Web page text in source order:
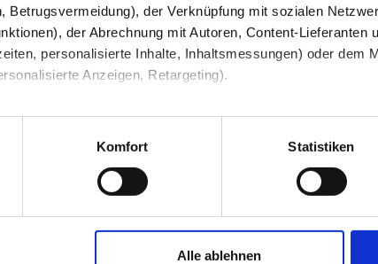
Betrugsvermeidung), der Verknüpfung mit sozialen
der Abrechnung mit Autoren, Content-Lieferanten
personalisierte Inhalte, Inhaltsmessungen) oder dem
Anzeigen, Retargeting).
unter Datenschutz nachlesen. Über den Link "Cookies"
und Partner erfahren und die von Ihnen gewünschten
"Zustimmen" klicken, willigen Sie in die Verarbeitung Ihrer
Komfort Statistiken
Alle ablehnen
Beratung und Support:
Unsere Glas-Experten